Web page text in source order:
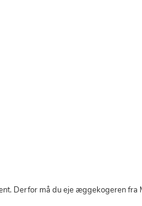
Derfor må du eje æggekogeren fra